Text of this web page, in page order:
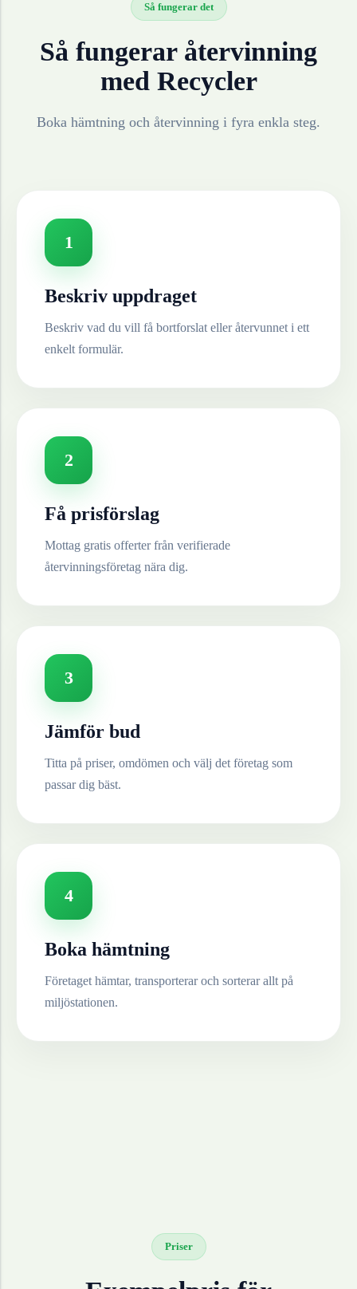
Så fungerar det
Så fungerar återvinning
med Recycler
Boka hämtning och återvinning i fyra enkla steg.
1
Beskriv uppdraget
Beskriv vad du vill få bortforslat eller återvunnet i ett
enkelt formulär.
2
Få prisförslag
Mottag gratis offerter från verifierade
återvinningsföretag nära dig.
3
Jämför bud
Titta på priser, omdömen och välj det företag som
passar dig bäst.
4
Boka hämtning
Företaget hämtar, transporterar och sorterar allt på
miljöstationen.
Priser